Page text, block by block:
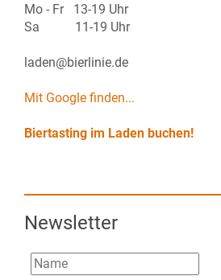
Mo - Fr 13-19 Uhr
Sa 11-19 Uhr
laden@bierlinie.de
Mit Google finden...
Biertasting im Laden buchen!
Newsletter